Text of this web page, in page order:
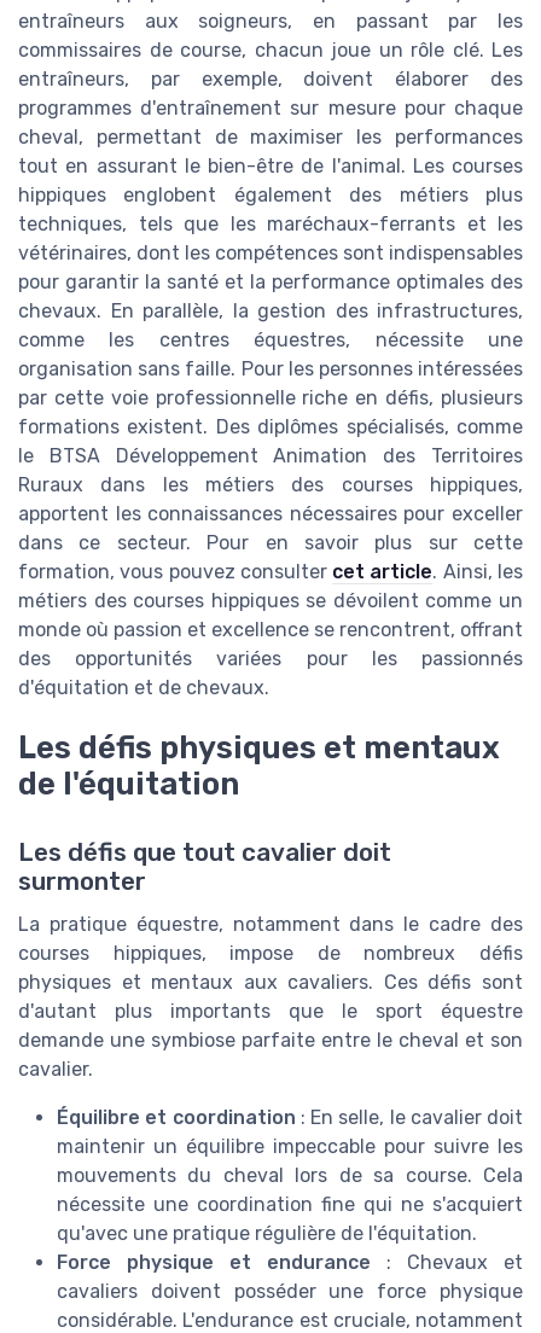
entraîneurs aux soigneurs, en passant par les
commissaires de course, chacun joue un rôle clé. Les
entraîneurs, par exemple, doivent élaborer des
programmes d'entraînement sur mesure pour chaque
cheval, permettant de maximiser les performances
tout en assurant le bien-être de l'animal. Les courses
hippiques englobent également des métiers plus
techniques, tels que les maréchaux-ferrants et les
vétérinaires, dont les compétences sont indispensables
pour garantir la santé et la performance optimales des
chevaux. En parallèle, la gestion des infrastructures,
comme les centres équestres, nécessite une
organisation sans faille. Pour les personnes intéressées
par cette voie professionnelle riche en défis, plusieurs
formations existent. Des diplômes spécialisés, comme
le BTSA Développement Animation des Territoires
Ruraux dans les métiers des courses hippiques,
apportent les connaissances nécessaires pour exceller
dans ce secteur. Pour en savoir plus sur cette
formation, vous pouvez consulter cet article. Ainsi, les
métiers des courses hippiques se dévoilent comme un
monde où passion et excellence se rencontrent, offrant
des opportunités variées pour les passionnés
d'équitation et de chevaux.
Les défis physiques et mentaux
de l'équitation
Les défis que tout cavalier doit
surmonter
La pratique équestre, notamment dans le cadre des
courses hippiques, impose de nombreux défis
physiques et mentaux aux cavaliers. Ces défis sont
d'autant plus importants que le sport équestre
demande une symbiose parfaite entre le cheval et son
cavalier.
Équilibre et coordination : En selle, le cavalier doit
maintenir un équilibre impeccable pour suivre les
mouvements du cheval lors de sa course. Cela
nécessite une coordination fine qui ne s'acquiert
qu'avec une pratique régulière de l'équitation.
Force physique et endurance : Chevaux et
cavaliers doivent posséder une force physique
considérable. L'endurance est cruciale, notamment